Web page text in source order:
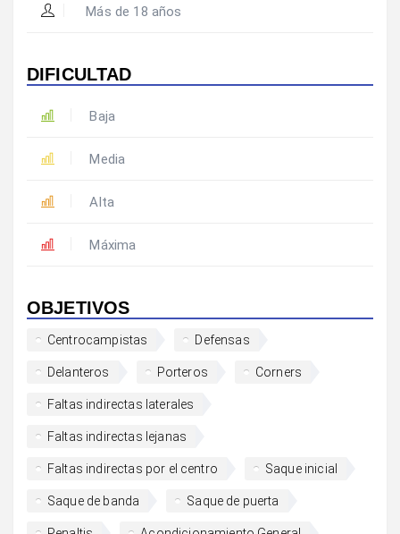
Más de 18 años
DIFICULTAD
Baja
Media
Alta
Máxima
OBJETIVOS
Centrocampistas Defensas
Delanteros Porteros Corners
Faltas indirectas laterales
Faltas indirectas lejanas
Faltas indirectas por el centro Saque inicial
Saque de banda Saque de puerta